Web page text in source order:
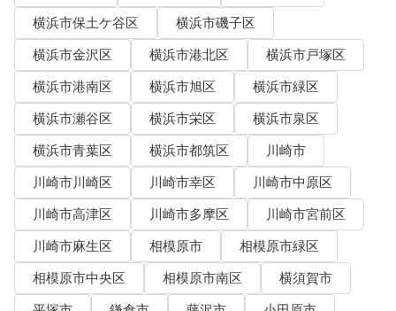
横浜市保土ケ谷区
横浜市磯子区
横浜市金沢区
横浜市港北区
横浜市戸塚区
横浜市港南区
横浜市旭区
横浜市緑区
横浜市瀬谷区
横浜市栄区
横浜市泉区
横浜市青葉区
横浜市都筑区
川崎市
川崎市川崎区
川崎市幸区
川崎市中原区
川崎市高津区
川崎市多摩区
川崎市宮前区
川崎市麻生区
相模原市
相模原市緑区
相模原市中央区
相模原市南区
横須賀市